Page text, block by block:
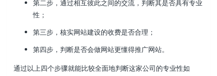
第二步，通过相互彼此之间的交流，判断其是否具有专业
性；
第三步，核实网站建设的收费是否合理；
第四步，判断是否会做网站更懂得推广网站。
通过以上四个步骤就能比较全面地判断这家公司的专业性如